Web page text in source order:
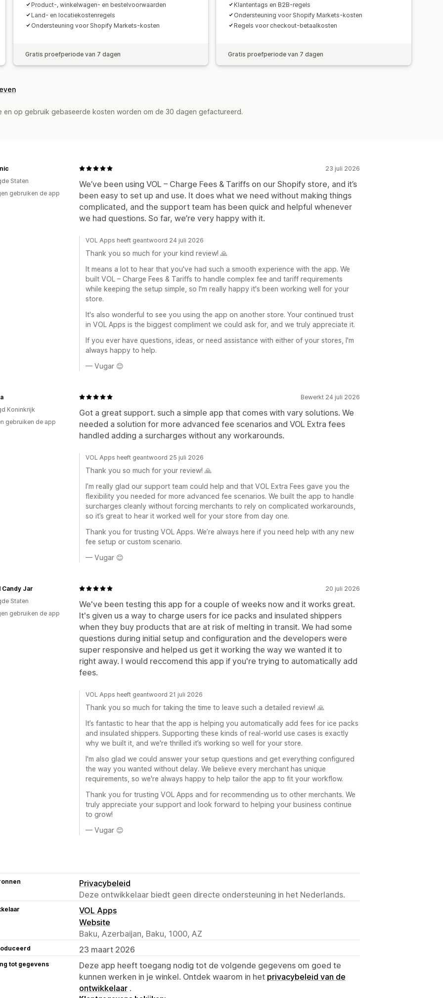
Product-, winkelwagen- en bestelvoorwaarden
Land- en locatiekostenregels
Ondersteuning voor Shopify Markets-kosten
Gratis proefperiode van 7 dagen
Klantentags en B2B-regels
Ondersteuning voor Shopify Markets-kosten
Regels voor checkout-betaalkosten
Gratis proefperiode van 7 dagen
op gebruik gebaseerde kosten worden om de 30 dagen gefactureerd.
23 juli 2026
We’ve been using VOL – Charge Fees & Tariffs on our Shopify store, and it’s
been easy to set up and use. It does what we need without making things
complicated, and the support team has been quick and helpful whenever
we had questions. So far, we’re very happy with it.
Staten
gebruiken de app
VOL Apps heeft geantwoord 24 juli 2026
Thank you so much for your kind review! 🙏
It means a lot to hear that you've had such a smooth experience with the app. We
built VOL – Charge Fees & Tariffs to handle complex fee and tariff requirements
while keeping the setup simple, so I'm really happy it's been working well for your
store.
It's also wonderful to see you using the app on another store. Your continued trust
in VOL Apps is the biggest compliment we could ask for, and we truly appreciate it.
If you ever have questions, ideas, or need assistance with either of your stores, I'm
always happy to help.
— Vugar 😊
Bewerkt 24 juli 2026
Got a great support. such a simple app that comes with vary solutions. We
needed a solution for more advanced fee scenarios and VOL Extra fees
handled adding a surcharges without any workarounds.
Koninkrijk
gebruiken de app
VOL Apps heeft geantwoord 25 juli 2026
Thank you so much for your review! 🙏
I’m really glad our support team could help and that VOL Extra Fees gave you the
flexibility you needed for more advanced fee scenarios. We built the app to handle
surcharges cleanly without forcing merchants to rely on complicated workarounds,
so it’s great to hear it worked well for your store from day one.
Thank you for trusting VOL Apps. We’re always here if you need help with any new
fee setup or custom scenario.
— Vugar 😊
20 juli 2026
We've been testing this app for a couple of weeks now and it works great.
It's given us a way to charge users for ice packs and insulated shippers
when they buy products that are at risk of melting in transit. We had some
questions during initial setup and configuration and the developers were
super responsive and helped us get it working the way we wanted it to
right away. I would reccomend this app if you're trying to automatically add
fees.
Candy Jar
Staten
gebruiken de app
VOL Apps heeft geantwoord 21 juli 2026
Thank you so much for taking the time to leave such a detailed review! 🙏
It’s fantastic to hear that the app is helping you automatically add fees for ice packs
and insulated shippers. Supporting these kinds of real-world use cases is exactly
why we built it, and we're thrilled it’s working so well for your store.
I'm also glad we could answer your setup questions and get everything configured
the way you wanted without delay. We believe every merchant has unique
requirements, so we're always happy to help tailor the app to fit your workflow.
Thank you for trusting VOL Apps and for recommending us to other merchants. We
truly appreciate your support and look forward to helping your business continue
to grow!
— Vugar 😊
Privacybeleid
Deze ontwikkelaar biedt geen directe ondersteuning in het Nederlands.
VOL Apps
Website
Baku, Azerbaijan, Baku, 1000, AZ
23 maart 2026
tot gegevens
Deze app heeft toegang nodig tot de volgende gegevens om goed te
kunnen werken in je winkel. Ontdek waarom in het privacybeleid van de
ontwikkelaar .